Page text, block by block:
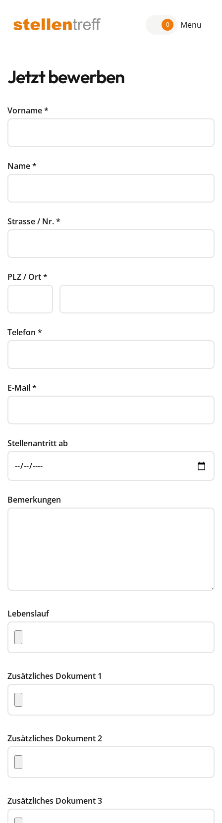
0 Menu
Jetzt bewerben
Vorname*
Name*
Strasse / Nr.*
PLZ / Ort*
Telefon *
E-Mail*
Stellenantritt ab
Bemerkungen
Lebenslauf
Zusätzliches Dokument 1
Zusätzliches Dokument 2
Zusätzliches Dokument 3